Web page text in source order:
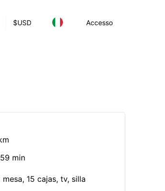
$USD Accesso
min
mesa, 15 cajas, tv, silla